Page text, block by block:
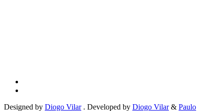
Designed by Diogo Vilar . Developed by Diogo Vilar & Paulo